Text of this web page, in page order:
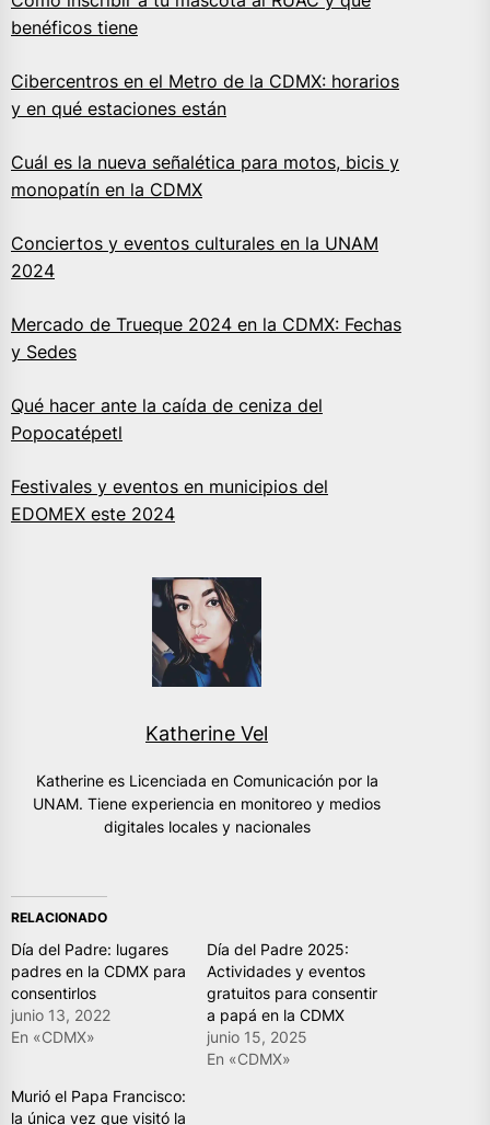
benéficos tiene
Cibercentros en el Metro de la CDMX: horarios
y en qué estaciones están
Cuál es la nueva señalética para motos, bicis y
monopatín en la CDMX
Conciertos y eventos culturales en la UNAM
2024
Mercado de Trueque 2024 en la CDMX: Fechas
y Sedes
Qué hacer ante la caída de ceniza del
Popocatépetl
Festivales y eventos en municipios del
EDOMEX este 2024
Katherine Vel
Katherine es Licenciada en Comunicación por la
UNAM. Tiene experiencia en monitoreo y medios
digitales locales y nacionales
RELACIONADO
Día del Padre: lugares
padres en la CDMX para
consentirlos
junio 13, 2022
En «CDMX»
Día del Padre 2025:
Actividades y eventos
gratuitos para consentir
a papá en la CDMX
junio 15, 2025
En «CDMX»
Murió el Papa Francisco:
la única vez que visitó la